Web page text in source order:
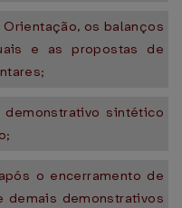
os balanços
e as propostas de
sintético
o encerramento de
demais demonstrativos